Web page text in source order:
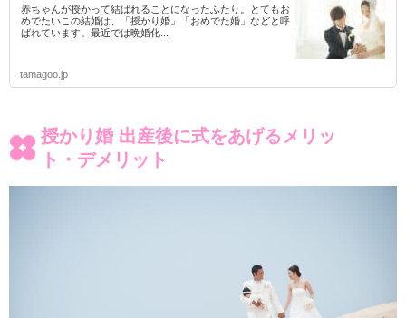
赤ちゃんが授かって結ばれることになったふたり。とてもお
めでたいこの結婚は、「授かり婚」「おめでた婚」などと呼
ばれています。最近では晩婚化...
tamagoo.jp
授かり婚 出産後に式をあげるメリッ
ト・デメリット